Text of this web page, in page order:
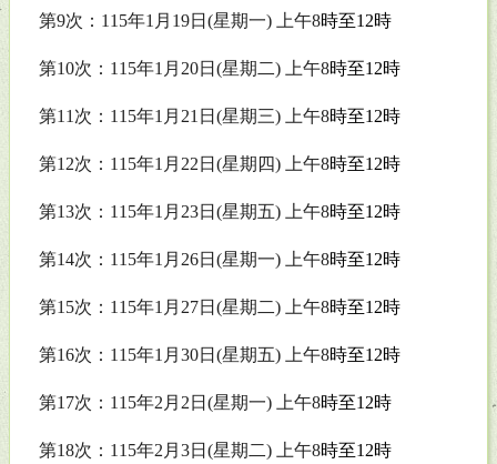
第9次： 115年1 月 19日 (星期一) 上午8時至12時
第10次： 115年1 月 20日 (星期二) 上午8時至12時
第11 次： 115年1 月 21 日 (星期三) 上午8時至12時
第12次： 115年1 月 22 日 (星期四) 上午8時至12時
第13次： 115年1 月 23日 (星期五) 上午8時至12時
第14次： 115年1 月 26日 (星期一) 上午8時至12時
第15次： 115年1 月 27日 (星期二) 上午8時至12時
第16次： 115年1 月 30日 (星期五) 上午8時至12時
第17次： 115年2 月 2 日 (星期一) 上午8時至12時
第18次： 115年2 月 3日 (星期二) 上午8時至12時